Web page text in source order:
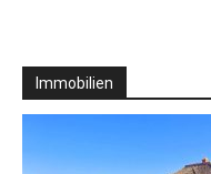
Immobilien